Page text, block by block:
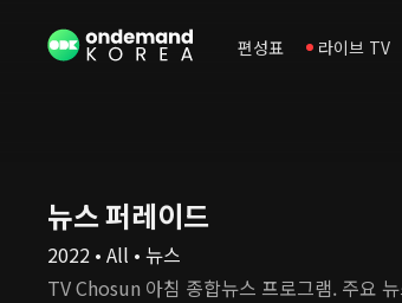
편성표 라이브 TV
뉴스 퍼레이드
2022 • All • 뉴스
TV Chosun 아침 종합뉴스 프로그램. 주요